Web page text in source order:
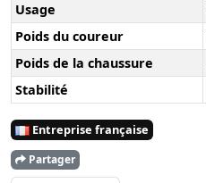
Usage
Poids du coureur
Poids de la chaussure
Stabilité
Entreprise française
Partager